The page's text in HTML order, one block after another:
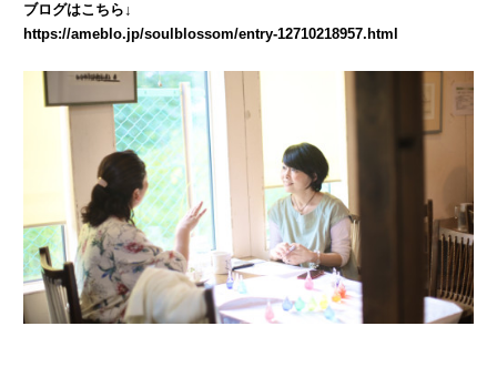
ブログはこちら↓
https://ameblo.jp/soulblossom/entry-12710218957.html